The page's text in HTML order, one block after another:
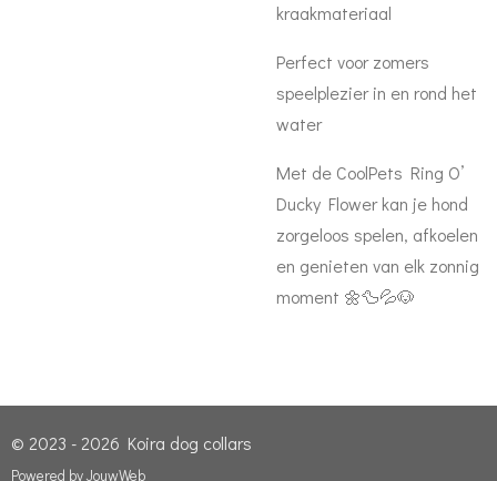
kraakmateriaal
Perfect voor zomers
speelplezier in en rond het
water
Met de CoolPets Ring O’
Ducky Flower kan je hond
zorgeloos spelen, afkoelen
en genieten van elk zonnig
moment 🌼🦆💦🐶
© 2023 - 2026 Koira dog collars
Powered byJouwWeb